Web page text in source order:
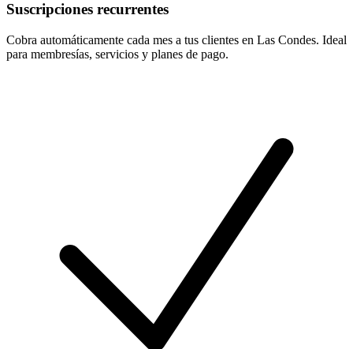
Suscripciones recurrentes
Cobra automáticamente cada mes a tus clientes en Las Condes. Ideal
para membresías, servicios y planes de pago.